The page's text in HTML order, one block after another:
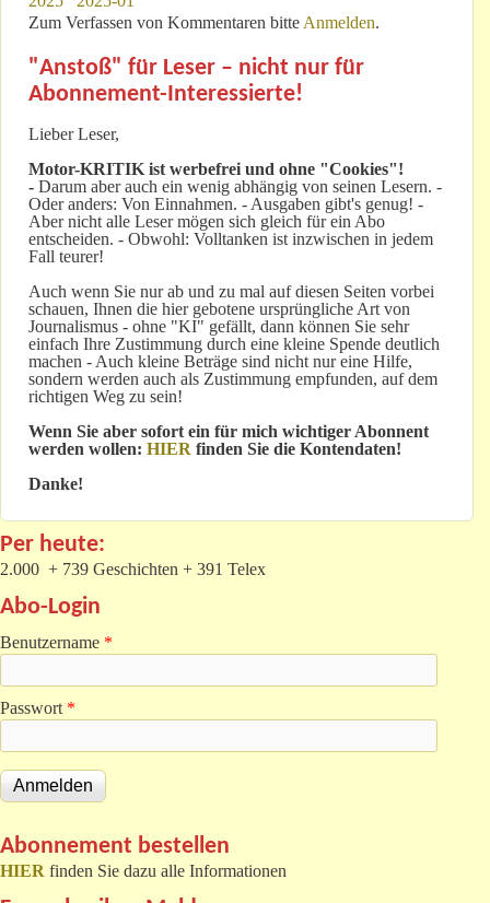
Zum Verfassen von Kommentaren bitte Anmelden.
"Anstoß" für Leser – nicht nur für
Abonnement-Interessierte!
Lieber Leser,
Motor-KRITIK ist werbefrei und ohne "Cookies"!
- Darum aber auch ein wenig abhängig von seinen Lesern. -
Oder anders: Von Einnahmen. - Ausgaben gibt's genug! -
Aber nicht alle Leser mögen sich gleich für ein Abo
entscheiden. - Obwohl: Volltanken ist inzwischen in jedem
Fall teurer!
Auch wenn Sie nur ab und zu mal auf diesen Seiten vorbei
schauen, Ihnen die hier gebotene ursprüngliche Art von
Journalismus - ohne "KI" gefällt, dann können Sie sehr
einfach Ihre Zustimmung durch eine kleine Spende deutlich
machen - Auch kleine Beträge sind nicht nur eine Hilfe,
sondern werden auch als Zustimmung empfunden, auf dem
richtigen Weg zu sein!
Wenn Sie aber sofort ein für mich wichtiger Abonnent
werden wollen: HIER finden Sie die Kontendaten!
Danke!
Per heute:
2.000 + 739 Geschichten + 391 Telex
Abo-Login
Benutzername *
Passwort *
Abonnement bestellen
HIER finden Sie dazu alle Informationen